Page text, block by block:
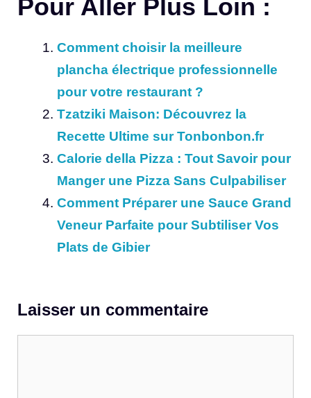
Pour Aller Plus Loin :
Comment choisir la meilleure
plancha électrique professionnelle
pour votre restaurant ?
Tzatziki Maison: Découvrez la
Recette Ultime sur Tonbonbon.fr
Calorie della Pizza : Tout Savoir pour
Manger une Pizza Sans Culpabiliser
Comment Préparer une Sauce Grand
Veneur Parfaite pour Subtiliser Vos
Plats de Gibier
Laisser un commentaire